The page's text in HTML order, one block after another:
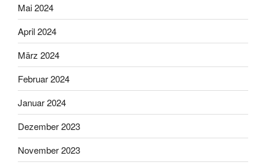
Mai 2024
April 2024
März 2024
Februar 2024
Januar 2024
Dezember 2023
November 2023